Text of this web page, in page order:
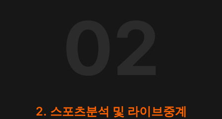
2. 스포츠분석 및 라이브중계